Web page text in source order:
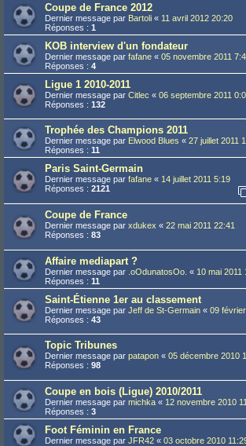
Coupe de France 2012
Dernier message par Bartoli « 11 avril 2012 20:20
Réponses : 1
KOB interview d'un fondateur
Dernier message par fafane « 05 novembre 2011
Réponses : 4
Ligue 1 2010-2011
Dernier message par Citlec « 06 septembre 2011
Réponses : 132
Trophée des Champions 2011
Dernier message par Elwood Blues « 27 juillet 2011
Réponses : 11
Paris Saint-Germain
Dernier message par fafane « 14 juillet 2011 5:19
Réponses : 2121
Coupe de France
Dernier message par xdukex « 22 mai 2011 22:41
Réponses : 83
Affaire mediapart ?
Dernier message par .oOdunatosOo. « 10 mai 2011
Réponses : 11
Saint-Étienne 1er au classement
Dernier message par Jeff de St-Germain « 09
Réponses : 43
Topic Tribunes
Dernier message par patapon « 05 décembre 2010
Réponses : 98
Coupe en bois (Ligue) 2010/2011
Dernier message par michka « 12 novembre 2010
Réponses : 3
Foot Féminin en France
Dernier message par JFR42 « 03 octobre 2010